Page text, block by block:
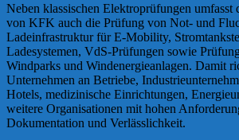
Neben klassischen Elektroprüfungen umfasst
von KFK auch die Prüfung von Not- und
Ladeinfrastruktur für E-Mobility,
Ladesystemen, VdS-Prüfungen sowie
Windparks und Windenergieanlagen. Damit
Unternehmen an Betriebe,
Hotels, medizinische Einrichtungen,
weitere Organisationen mit hohen
Dokumentation und Verlässlichkeit.